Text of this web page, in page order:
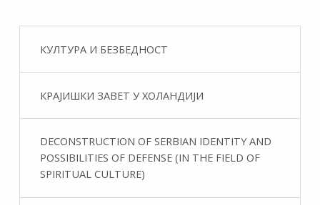
КУЛТУРА И БЕЗБЕДНОСТ
КРАЈИШКИ ЗАВЕТ У ХОЛАНДИЈИ
DECONSTRUCTION OF SERBIAN IDENTITY AND
POSSIBILITIES OF DEFENSE (IN THE FIELD OF
SPIRITUAL CULTURE)